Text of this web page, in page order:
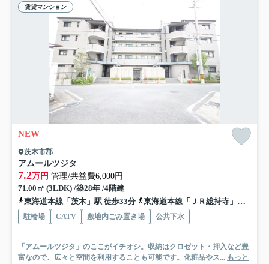
賃貸マンション
NEW
茨木市郡
アムールツジタ
7.2万円 管理/共益費6,000円
71.00㎡ (3LDK) /築28年 /4階建
東海道本線「茨木」駅 徒歩33分
東海道本線「ＪＲ総持寺」駅 徒歩34分
駐輪場 CATV 敷地内ごみ置き場 公共下水
「アムールツジタ」のここがイチオシ。収納はクロゼット・押入など豊
富なので、広々と空間を利用することも可能です。化粧品やス... もっと